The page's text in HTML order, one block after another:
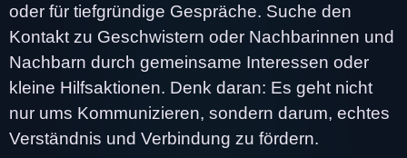
oder für tiefgründige Gespräche. Suche den
Kontakt zu Geschwistern oder Nachbarinnen und
Nachbarn durch gemeinsame Interessen oder
kleine Hilfsaktionen. Denk daran: Es geht nicht
nur ums Kommunizieren, sondern darum, echtes
Verständnis und Verbindung zu fördern.